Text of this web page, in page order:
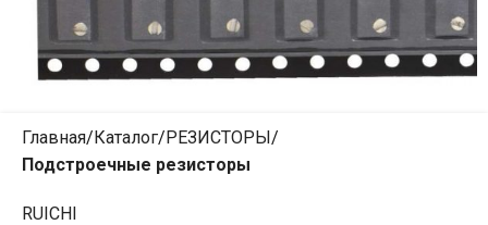
Главная Каталог РЕЗИСТОРЫ
Подстроечные резисторы
RUICHI